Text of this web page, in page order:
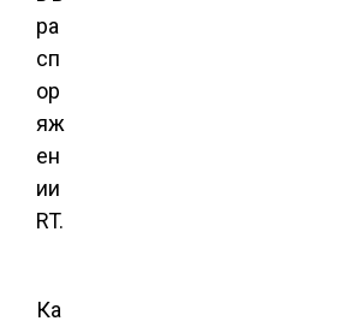
ра
сп
ор
яж
ен
ии
RT.
Ка